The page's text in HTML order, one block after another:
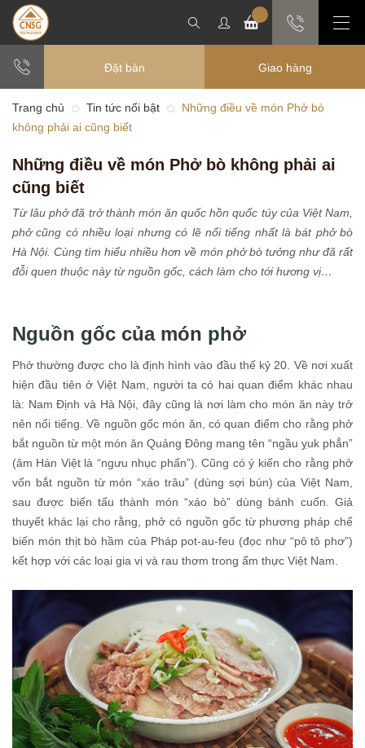
Đặt bàn Giao hàng
Trang chủ Tin tức nổi bật
Những điều về món Phở bò
không phải ai cũng biết
Những điều về món Phở bò không phải ai
cũng biết
Từ lâu phở đã trở thành món ăn quốc hồn quốc túy của Việt Nam,
phở cũng có nhiều loại nhưng có lẽ nổi tiếng nhất là bát phở bò
Hà Nội. Cùng tìm hiểu nhiều hơn về món phở bò tưởng như đã rất
đỗi quen thuộc này từ nguồn gốc, cách làm cho tới hương vị…
Nguồn gốc của món phở
Phở thường được cho là định hình vào đầu thế kỷ 20. Về nơi xuất
hiện đầu tiên ở Việt Nam, người ta có hai quan điểm khác nhau
là: Nam Định và Hà Nội, đây cũng là nơi làm cho món ăn này trở
nên nổi tiếng. Về nguồn gốc món ăn, có quan điểm cho rằng phở
bắt nguồn từ một món ăn Quảng Đông mang tên “ngầu ỵuk phẳn”
(âm Hán Việt là “ngưu nhục phấn”). Cũng có ý kiến cho rằng phở
vốn bắt nguồn từ món “xáo trâu” (dùng sợi bún) của Việt Nam,
sau được biến tấu thành món “xáo bò” dùng bánh cuốn. Giả
thuyết khác lại cho rằng, phở có nguồn gốc từ phương pháp chế
biến món thịt bò hầm của Pháp pot-au-feu (đọc như “pô tô phơ”)
kết hợp với các loại gia vị và rau thơm trong ẩm thực Việt Nam.